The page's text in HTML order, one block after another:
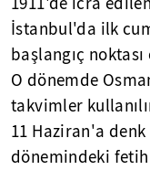
İstanbul'da ilk
başlangıç
O dönemde
takvimler
11 Haziran'a
dönemindeki